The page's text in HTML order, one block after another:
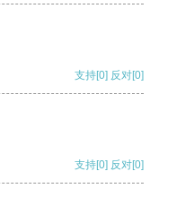
支持[0] 反对[0]
支持[0] 反对[0]